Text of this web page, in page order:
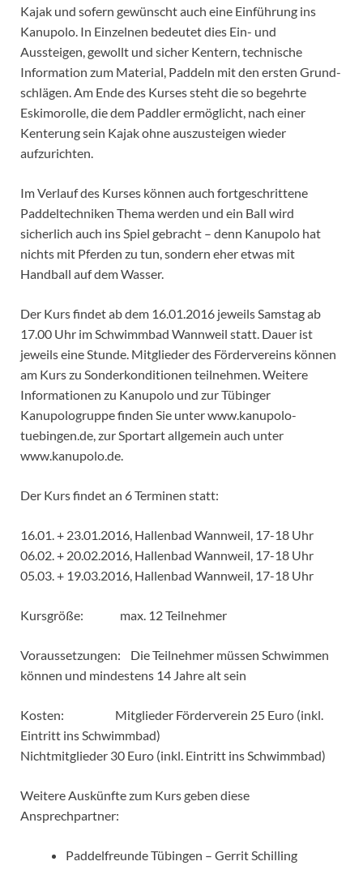
Kajak und sofern gewünscht auch eine Einführung ins
Kanupolo. In Einzelnen bedeutet dies Ein- und
Aussteigen, gewollt und sicher Kentern, technische
Information zum Material, Paddeln mit den ersten Grund­
schlägen. Am Ende des Kurses steht die so begehrte
Eskimorolle, die dem Paddler ermöglicht, nach einer
Kenterung sein Kajak ohne auszusteigen wieder
aufzurichten.
Im Verlauf des Kurses können auch fortgeschrittene
Paddeltechniken Thema werden und ein Ball wird
sicherlich auch ins Spiel gebracht – denn Kanupolo hat
nichts mit Pferden zu tun, sondern eher etwas mit
Handball auf dem Wasser.
Der Kurs findet ab dem 16.01.2016 jeweils Samstag ab
17.00 Uhr im Schwimmbad Wannweil statt. Dauer ist
jeweils eine Stunde. Mitglieder des Fördervereins können
am Kurs zu Sonderkonditionen teilnehmen. Weitere
Informationen zu Kanupolo und zur Tübinger
Kanupologruppe finden Sie unter www.kanupolo-
tuebingen.de, zur Sportart allgemein auch unter
www.kanupolo.de.
Der Kurs findet an 6 Terminen statt:
16.01. + 23.01.2016, Hallenbad Wannweil, 17-18 Uhr
06.02. + 20.02.2016, Hallenbad Wannweil, 17-18 Uhr
05.03. + 19.03.2016, Hallenbad Wannweil, 17-18 Uhr
Kursgröße: max. 12 Teilnehmer
Voraussetzungen: Die Teilnehmer müssen Schwimmen
können und mindestens 14 Jahre alt sein
Kosten: Mitglieder Förderverein 25 Euro (inkl.
Eintritt ins Schwimmbad)
Nichtmitglieder 30 Euro (inkl. Eintritt ins Schwimmbad)
Weitere Auskünfte zum Kurs geben diese
Ansprechpartner:
Paddelfreunde Tübingen – Gerrit Schilling